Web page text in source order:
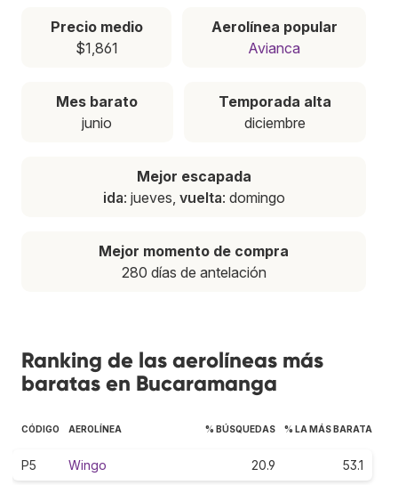
Precio medio
$1,861
Aerolínea popular
Avianca
Mes barato
junio
Temporada alta
diciembre
Mejor escapada
ida: jueves, vuelta: domingo
Mejor momento de compra
280 días de antelación
Ranking de las aerolíneas más
baratas en Bucaramanga
CÓDIGO AEROLÍNEA % BÚSQUEDAS % LA MÁS BARATA
P5 Wingo 20.9 53.1